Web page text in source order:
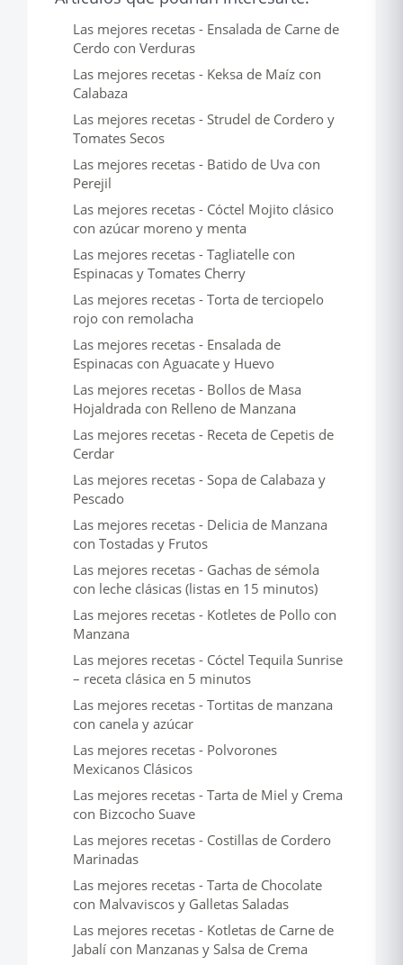
Las mejores recetas - Ensalada de Carne de
Cerdo con Verduras
Las mejores recetas - Keksa de Maíz con
Calabaza
Las mejores recetas - Strudel de Cordero y
Tomates Secos
Las mejores recetas - Batido de Uva con
Perejil
Las mejores recetas - Cóctel Mojito clásico
con azúcar moreno y menta
Las mejores recetas - Tagliatelle con
Espinacas y Tomates Cherry
Las mejores recetas - Torta de terciopelo
rojo con remolacha
Las mejores recetas - Ensalada de
Espinacas con Aguacate y Huevo
Las mejores recetas - Bollos de Masa
Hojaldrada con Relleno de Manzana
Las mejores recetas - Receta de Cepetis de
Cerdar
Las mejores recetas - Sopa de Calabaza y
Pescado
Las mejores recetas - Delicia de Manzana
con Tostadas y Frutos
Las mejores recetas - Gachas de sémola
con leche clásicas (listas en 15 minutos)
Las mejores recetas - Kotletes de Pollo con
Manzana
Las mejores recetas - Cóctel Tequila Sunrise
– receta clásica en 5 minutos
Las mejores recetas - Tortitas de manzana
con canela y azúcar
Las mejores recetas - Polvorones
Mexicanos Clásicos
Las mejores recetas - Tarta de Miel y Crema
con Bizcocho Suave
Las mejores recetas - Costillas de Cordero
Marinadas
Las mejores recetas - Tarta de Chocolate
con Malvaviscos y Galletas Saladas
Las mejores recetas - Kotletas de Carne de
Jabalí con Manzanas y Salsa de Crema